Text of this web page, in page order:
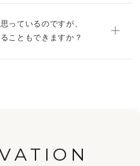
っているのですが、
こともできますか？